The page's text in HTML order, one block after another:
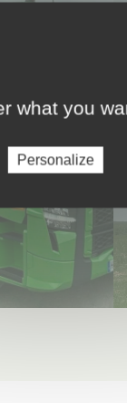
what you
Personalize